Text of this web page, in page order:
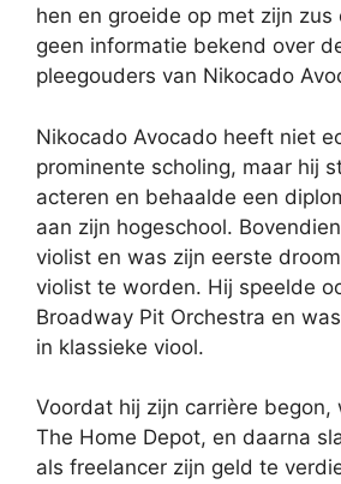
hen en groeide op met zijn zus
geen informatie bekend over
pleegouders van Nikocado
Nikocado Avocado heeft niet
prominente scholing, maar hij
acteren en behaalde een
aan zijn hogeschool.
violist en was zijn eerste
violist te worden. Hij speelde
Broadway Pit Orchestra en
in klassieke viool.
Voordat hij zijn carrière begon,
The Home Depot, en daarna
als freelancer zijn geld te